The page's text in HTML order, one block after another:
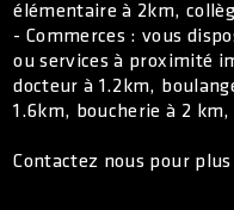
élémentaire à 2km,
- Commerces : vous
ou services à proximité
docteur à 1.2km,
1.6km, boucherie à 2
Contactez nous pour